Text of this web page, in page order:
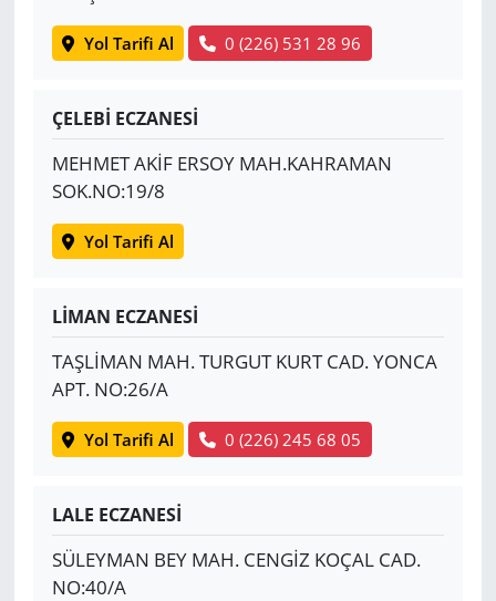
Yol Tarifi Al 0 (226) 531 28 96
ÇELEBİ ECZANESİ
MEHMET AKİF ERSOY MAH.KAHRAMAN
SOK.NO:19/8
Yol Tarifi Al
LİMAN ECZANESİ
TAŞLİMAN MAH. TURGUT KURT CAD. YONCA
APT. NO:26/A
Yol Tarifi Al 0 (226) 245 68 05
LALE ECZANESİ
SÜLEYMAN BEY MAH. CENGİZ KOÇAL CAD.
NO:40/A